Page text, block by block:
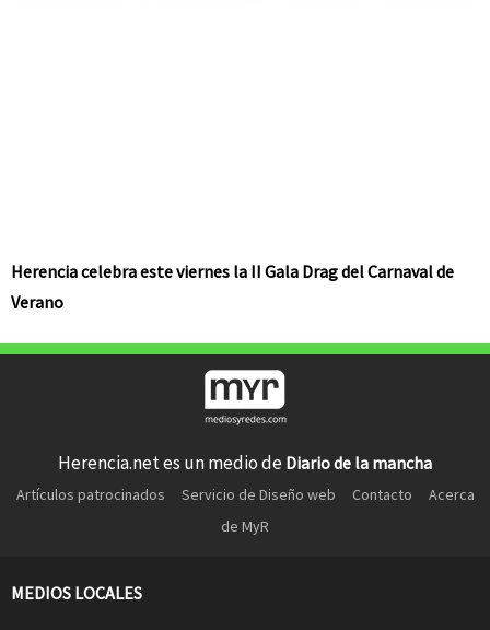
Herencia celebra este viernes la II Gala Drag del Carnaval de
Verano
Herencia.net es un medio de Diario de la mancha
Artículos patrocinados Servicio de Diseño web Contacto
Acerca
de MyR
MEDIOS LOCALES